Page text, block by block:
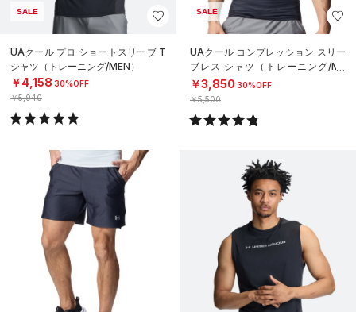
SALE
UAクール プロ ショートスリーブ T
シャツ（トレーニング/MEN）
￥4,158 30%OFF
￥5,940
SALE
UAクール コンプレッション スリー
ブレス シャツ（トレーニング/ME
N）
￥3,850 30%OFF
￥5,500